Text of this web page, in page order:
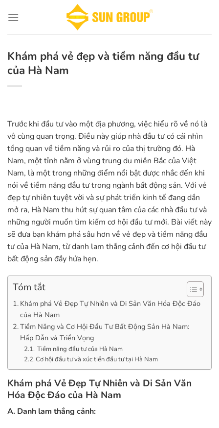
đến
Khám phá vẻ đẹp và tiềm năng đầu tư
của Hà Nam
Trước khi đầu tư vào một địa phương, việc hiểu rõ về nó là
vô cùng quan trọng. Điều này giúp nhà đầu tư có cái nhìn
tổng quan về tiềm năng và rủi ro của thị trường đó. Hà
Nam, một tỉnh nằm ở vùng trung du miền Bắc của Việt
Nam, là một trong những điểm nổi bật được nhắc đến khi
nói về tiềm năng đầu tư trong ngành bất động sản. Với vẻ
đẹp tự nhiên tuyệt vời và sự phát triển kinh tế đang dần
mở ra, Hà Nam thu hút sự quan tâm của các nhà đầu tư và
những người muốn tìm kiếm cơ hội đầu tư mới. Bài viết này
sẽ đưa bạn khám phá sâu hơn về vẻ đẹp và tiềm năng đầu
tư của Hà Nam, từ danh lam thắng cảnh đến cơ hội đầu tư
bất động sản đầy hứa hẹn.
Tóm tắt
Khám phá Vẻ Đẹp Tự Nhiên và Di Sản Văn Hóa Độc Đáo
của Hà Nam
Tiềm Năng và Cơ Hội Đầu Tư Bất Động Sản Hà Nam:
Hấp Dẫn và Triển Vọng
Tiềm năng đầu tư của Hà Nam
Cơ hội đầu tư và xúc tiến đầu tư tại Hà Nam
Khám phá Vẻ Đẹp Tự Nhiên và Di Sản Văn
Hóa Độc Đáo của Hà Nam
A. Danh lam thắng cảnh: